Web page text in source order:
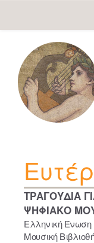
navigation
ΤΡΑΓΟΥΔΙΑ
ΨΗΦΙΑΚΟ
Ελληνική
Μουσική